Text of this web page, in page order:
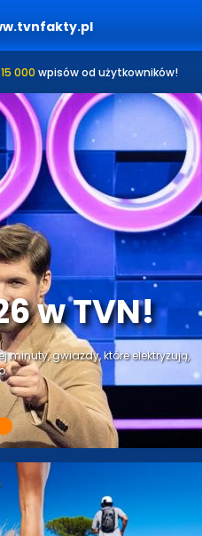
000 wpisów od użytkowników!
w TVN!
minuty, gwiazdy, które elektryzują,